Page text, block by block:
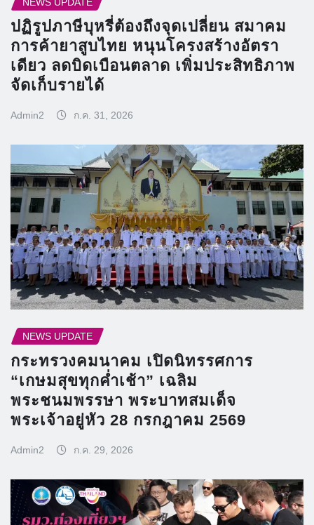
ปฏิรูปภาษีบุหรี่ต้องถึงจุดเปลี่ยน สมาคม
การค้ายาสูบไทย หนุนโครงสร้างอัตรา
เดียว ลดบิดเบือนตลาด เพิ่มประสิทธิภาพ
จัดเก็บรายได้
Admin2 ก.ค. 31, 2026
NEWS UPDATE
กระทรวงคมนาคม เปิดนิทรรศการ
“เกษมสุขทุกค่ำเช้า” เฉลิม
พระชนมพรรษา พระบาทสมเด็จ
พระเจ้าอยู่หัว 28 กรกฎาคม 2569
Admin2 ก.ค. 29, 2026